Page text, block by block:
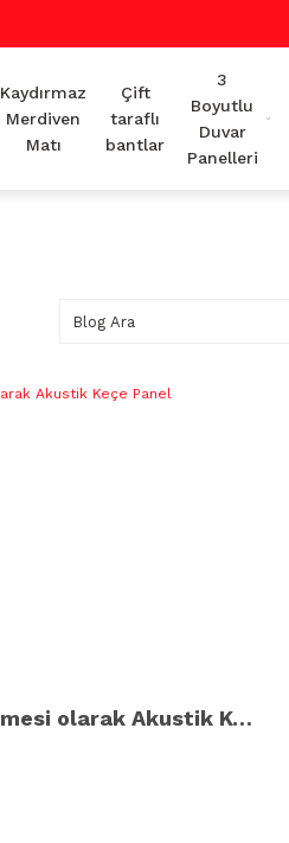
Kaydırmaz
Merdiven
Matı
Çift
taraflı
bantlar
3
Boyutlu
Duvar
Panelleri
Kaplama malzemesi olarak Akustik Keçe Panel